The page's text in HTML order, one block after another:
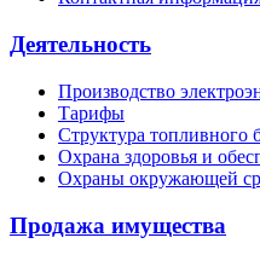
Деятельность
Производство
Тарифы
Структура топливного
Охрана здоровья и
Охраны окружающей
Продажа имущества